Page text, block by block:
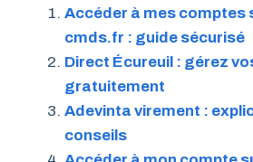
Accéder à mes comptes
cmds.fr : guide sécurisé
Direct Écureuil : gérez
gratuitement
Adevinta virement :
conseils